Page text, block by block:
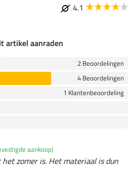
4.1
artikel aanraden
2 Beoordelingen
4 Beoordelingen
1 Klantenbeoordeling
aankoop)
zomer is. Het materiaal is dun